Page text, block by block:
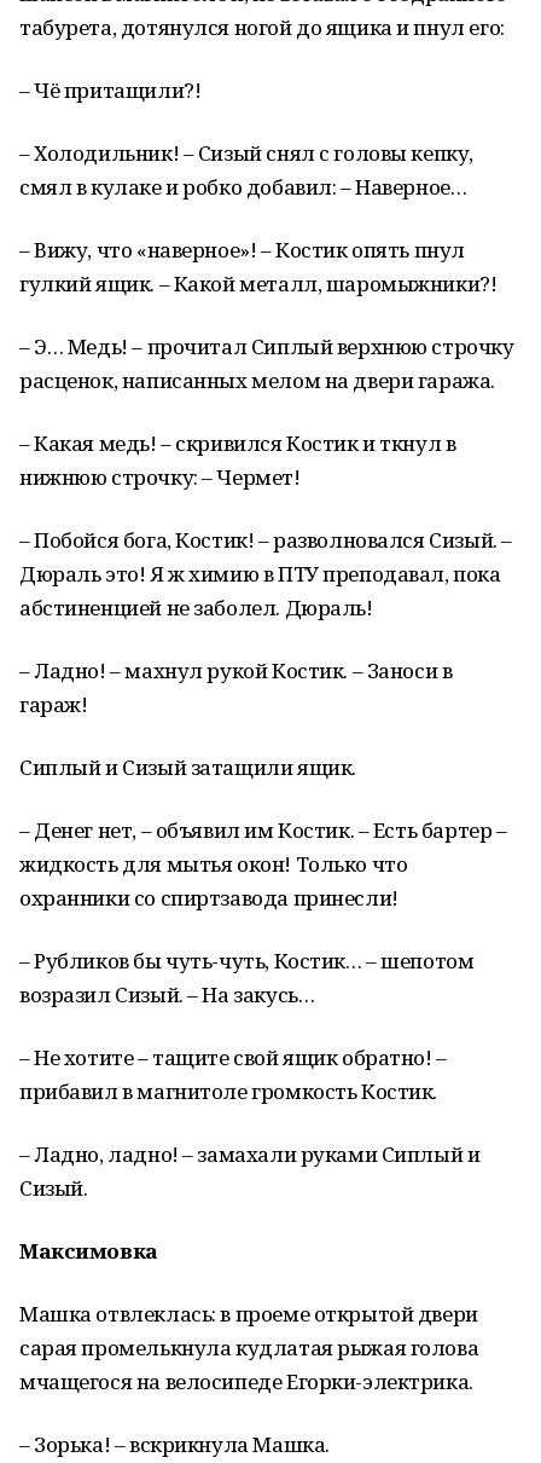
табурета, дотянулся ногой до ящика и пнул его:
– Чё притащили?!
– Холодильник! – Сизый снял с головы кепку,
смял в кулаке и робко добавил: – Наверное…
– Вижу, что «наверное»! – Костик опять пнул
гулкий ящик. – Какой металл, шаромыжники?!
– Э… Медь! – прочитал Сиплый верхнюю строчку
расценок, написанных мелом на двери гаража.
– Какая медь! – скривился Костик и ткнул в
нижнюю строчку: – Чермет!
– Побойся бога, Костик! – разволновался Сизый. –
Дюраль это! Я ж химию в ПТУ преподавал, пока
абстиненцией не заболел. Дюраль!
– Ладно! – махнул рукой Костик. – Заноси в
гараж!
Сиплый и Сизый затащили ящик.
– Денег нет, – объявил им Костик. – Есть бартер –
жидкость для мытья окон! Только что
охранники со спиртзавода принесли!
– Рубликов бы чуть-чуть, Костик… – шепотом
возразил Сизый. – На закусь…
– Не хотите – тащите свой ящик обратно! –
прибавил в магнитоле громкость Костик.
– Ладно, ладно! – замахали руками Сиплый и
Сизый.
Максимовка
Машка отвлеклась: в проеме открытой двери
сарая промелькнула кудлатая рыжая голова
мчащегося на велосипеде Егорки-электрика.
– Зорька! – вскрикнула Машка.